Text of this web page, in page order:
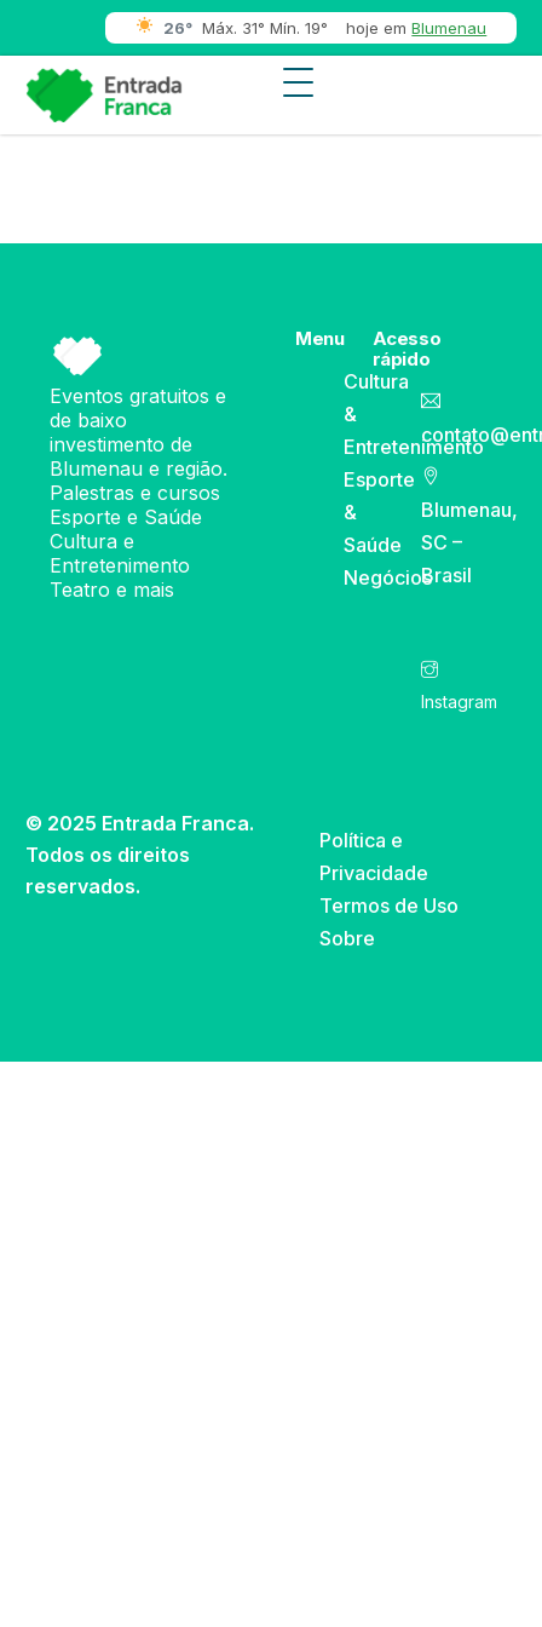
26° Máx. 31° Mín. 19° hoje em Blumenau
Eventos gratuitos e
de baixo
investimento de
Blumenau e região.
Palestras e cursos
Esporte e Saúde
Cultura e
Entretenimento
Teatro e mais
Menu
Cultura
&
Entretenimento
Esporte
&
Saúde
Negócios
Acesso
rápido
Blumenau,
SC –
Brasil
Instagram
© 2025 Entrada Franca.
Todos os direitos
reservados.
Política e
Privacidade
Termos de Uso
Sobre